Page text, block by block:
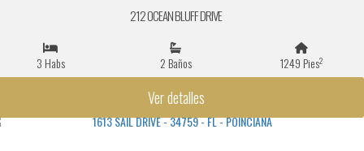
212 OCEAN BLUFF DRIVE
3 Habs 2 Baños 1249 Pies2
Ver detalles